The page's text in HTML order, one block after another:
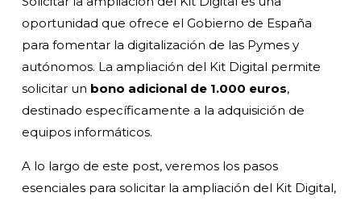
oportunidad que ofrece el Gobierno de España
para fomentar la digitalización de las Pymes y
autónomos. La ampliación del Kit Digital permite
solicitar un bono adicional de 1.000 euros,
destinado específicamente a la adquisición de
equipos informáticos.
A lo largo de este post, veremos los pasos
esenciales para solicitar la ampliación del Kit Digital,